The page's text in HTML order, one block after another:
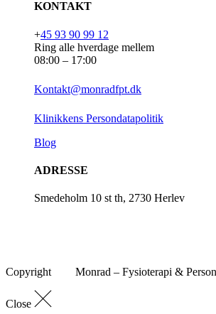
KONTAKT
+45 93 90 99 12
Ring alle hverdage mellem
08:00 – 17:00
Kontakt@monradfpt.dk
Klinikkens Persondatapolitik
Blog
ADRESSE
Smedeholm 10 st th, 2730 Herlev
Copyright Monrad – Fysioterapi &
Close